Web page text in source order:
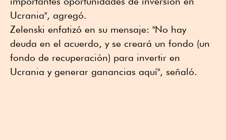
Ucrania", agregó.
Zelenski enfatizó en su mensaje: "No hay
deuda en el acuerdo, y se creará un fondo (un
fondo de recuperación) para invertir en
Ucrania y generar ganancias aquí", señaló.